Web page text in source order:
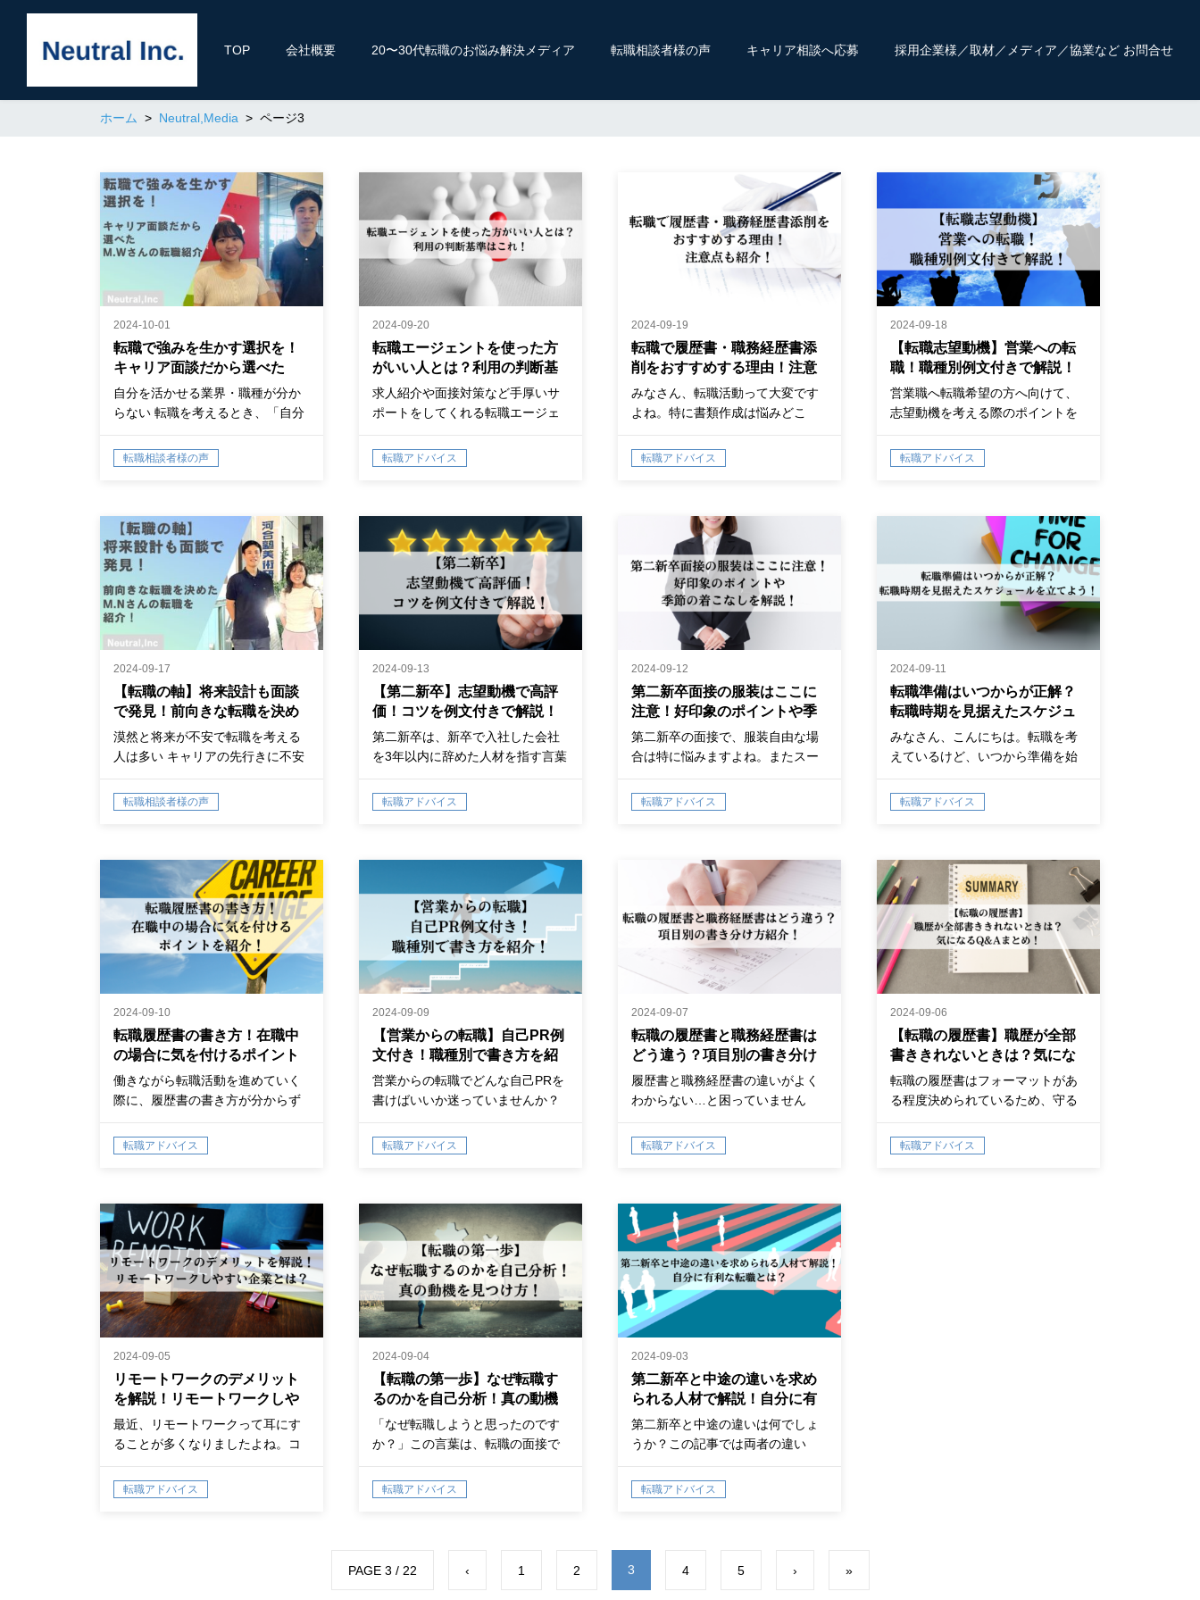
TOP 会社概要 20〜30代転職のお悩み解決メディア 転職相談者様の声 キャリア相談へ応募 採用企業様／取材／メディア／協業など お問合せ
ホーム Neutral,Media ページ3
2024-10-01
転職で強みを生かす選択を！
キャリア面談だから選べた
M.Wさんの転職紹介
自分を活かせる業界・職種が分か
らない 転職を考えるとき、「自分
転職相談者様の声
2024-09-20
転職エージェントを使った方
がいい人とは？利用の判断基
準はこれ！
求人紹介や面接対策など手厚いサ
ポートをしてくれる転職エージェ
転職アドバイス
2024-09-19
転職で履歴書・職務経歴書添
削をおすすめする理由！注意
点も紹介！
みなさん、転職活動って大変です
よね。特に書類作成は悩みどこ
転職アドバイス
2024-09-18
【転職志望動機】営業への転
職！職種別例文付きで解説！
営業職へ転職希望の方へ向けて、
志望動機を考える際のポイントを
文も紹介しているので、合わせて
参考にしてくださいね！
転職アドバイス
2024-09-17
【転職の軸】将来設計も面談
で発見！前向きな転職を決め
たM.Nさんの転職インタビュ
ー
漠然と将来が不安で転職を考える
人は多い キャリアの先行きに不安
転職相談者様の声
2024-09-13
【第二新卒】志望動機で高評
価！コツを例文付きで解説！
第二新卒は、新卒で入社した会社
を3年以内に辞めた人材を指す言葉
転職アドバイス
2024-09-12
第二新卒面接の服装はここに
注意！好印象のポイントや季
節の着こなしを解説！
第二新卒の面接で、服装自由な場
合は特に悩みますよね。またスー
さえるべきポイントがあります。
この記事でしっかり確認しましょ
転職アドバイス
2024-09-11
転職準備はいつからが正解？
転職時期を見据えたスケジュ
ールを立てよう！
みなさん、こんにちは。転職を考
えているけど、いつから準備を始
転職アドバイス
2024-09-10
転職履歴書の書き方！在職中
の場合に気を付けるポイント
を紹介！
働きながら転職活動を進めていく
際に、履歴書の書き方が分からず
転職アドバイス
2024-09-09
【営業からの転職】自己PR例
文付き！職種別で書き方を紹
介！
営業からの転職でどんな自己PRを
書けばいいか迷っていませんか？
転職アドバイス
2024-09-07
転職の履歴書と職務経歴書は
どう違う？項目別の書き分け
方紹介！
履歴書と職務経歴書の違いがよく
わからない…と困っていません
と、転職成功に近付く書き方を解
説しているので参考にしてくださ
転職アドバイス
2024-09-06
【転職の履歴書】職歴が全部
書ききれないときは？気にな
るQ&Aまとめ！
転職の履歴書はフォーマットがあ
る程度決められているため、守る
転職アドバイス
2024-09-05
リモートワークのデメリット
を解説！リモートワークしや
すい企業とは？
最近、リモートワークって耳にす
ることが多くなりましたよね。コ
転職アドバイス
2024-09-04
【転職の第一歩】なぜ転職す
るのかを自己分析！真の動機
を見つけ方！
「なぜ転職しようと思ったのです
か？」この言葉は、転職の面接で
転職アドバイス
2024-09-03
第二新卒と中途の違いを求め
られる人材で解説！自分に有
利な転職とは？
第二新卒と中途の違いは何でしょ
うか？この記事では両者の違い
詳しく解説しています。転職活動
をはじめる前にぜひ読んでくださ
転職アドバイス
PAGE 3 / 22 ‹ 1 2 3 4 5 › »